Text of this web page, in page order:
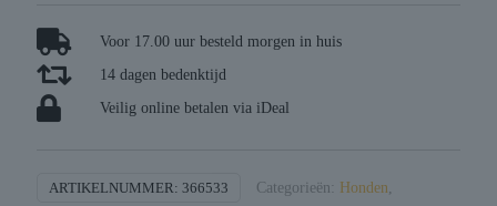
aantal
Voor 17.00 uur besteld morgen in huis
14 dagen bedenktijd
Veilig online betalen via iDeal
ARTIKELNUMMER: 366533 Categorieën: Honden